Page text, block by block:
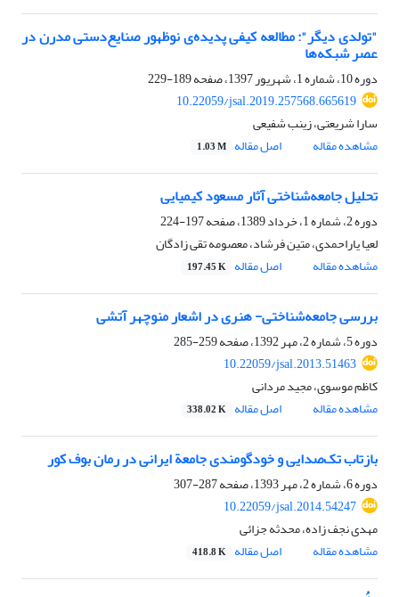
"تولدی دیگر": مطالعه کیفی پدیده‌ی نوظهور صنایع‌دستی مدرن در
عصر شبکه‌ها
دوره 10، شماره 1، شهریور 1397، صفحه
189-229
10.22059/jsal.2019.257568.665619
سارا شریعتی، زینب شفیعی
مشاهده مقاله
اصل مقاله 1.03 M
تحلیل جامعه‌شناختی آثار مسعود کیمیایی
دوره 2، شماره 1، خرداد 1389، صفحه
197-224
لعیا یاراحمدی، متین فرشاد، معصومه تقی زادگان
مشاهده مقاله
اصل مقاله 197.45 K
بررسی جامعه‌شناختی- هنری در اشعار منوچهر آتشی
دوره 5، شماره 2، مهر 1392، صفحه
259-285
10.22059/jsal.2013.51463
کاظم موسوی، مجید مردانی
مشاهده مقاله
اصل مقاله 338.02 K
بازتاب تک‌صدایی و خودگومندی جامعة ایرانی در رمان بوف کور
دوره 6، شماره 2، مهر 1393، صفحه
287-307
10.22059/jsal.2014.54247
مهدی نجف زاده، محدثه جزائی
مشاهده مقاله
اصل مقاله 418.8 K